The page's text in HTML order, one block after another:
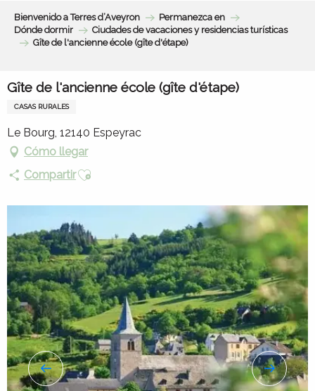
contenu
Bienvenido a Terres d’Aveyron
Permanezca en
Dónde dormir
Ciudades de vacaciones y residencias turísticas
Gîte de l'ancienne école (gîte d'étape)
Gîte de l'ancienne école (gîte d'étape)
CASAS RURALES
Le Bourg, 12140 Espeyrac
Cómo llegar
CompartirAjouter aux favoris